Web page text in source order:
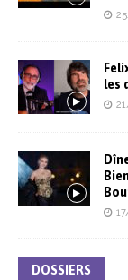
les
DOSSIERS